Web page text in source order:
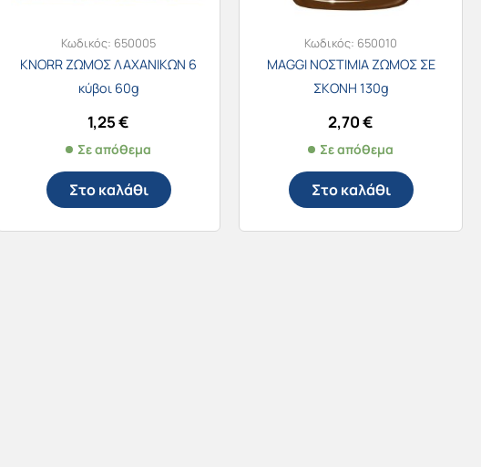
Κωδικός: 650005
KNORR ΖΩΜΟΣ ΛΑΧΑΝΙΚΩΝ 6
κύβοι 60g
1,25€
Σε απόθεμα
Στο καλάθι
Κωδικός: 650010
MAGGI ΝΟΣΤΙΜΙΑ ΖΩΜΟΣ ΣΕ
ΣΚΟΝΗ 130g
2,70€
Σε απόθεμα
Στο καλάθι